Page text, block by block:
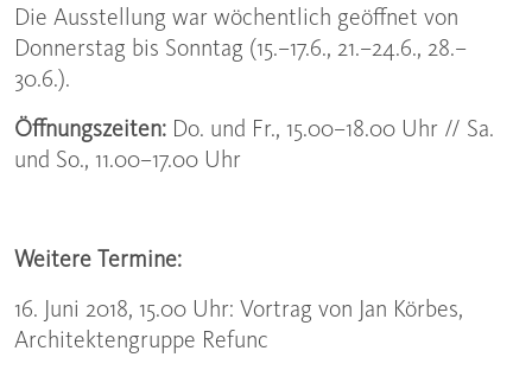
Die Ausstellung war wöchentlich geöffnet von
Donnerstag bis Sonntag (15.–17.6., 21.–24.6., 28.–
30.6.).
Öffnungszeiten: Do. und Fr., 15.00–18.00 Uhr // Sa.
und So., 11.00–17.00 Uhr
Weitere Termine:
16. Juni 2018, 15.00 Uhr: Vortrag von Jan Körbes,
Architektengruppe Refunc